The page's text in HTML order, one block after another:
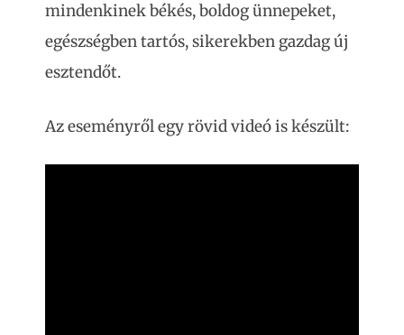
mindenkinek békés, boldog ünnepeket,
egészségben tartós, sikerekben gazdag új
esztendőt.
Az eseményről egy rövid videó is készült: